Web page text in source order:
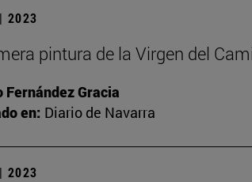
2023
pintura de la Virgen del
Fernández Gracia
en: Diario de Navarra
2023